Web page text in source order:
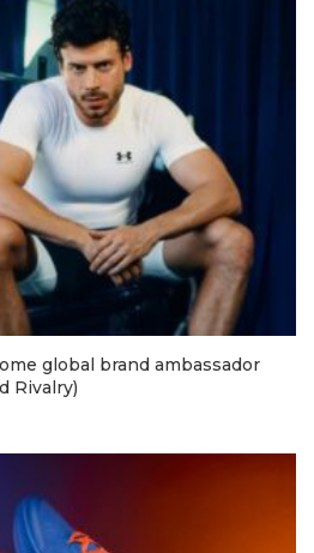
global brand ambassador
Rivalry)